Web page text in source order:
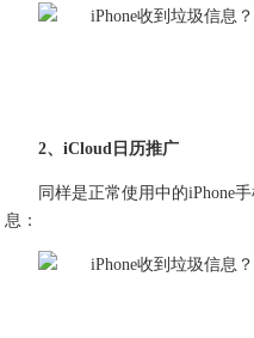
2、iCloud日历推广
同样是正常使用中的iPhone
息：